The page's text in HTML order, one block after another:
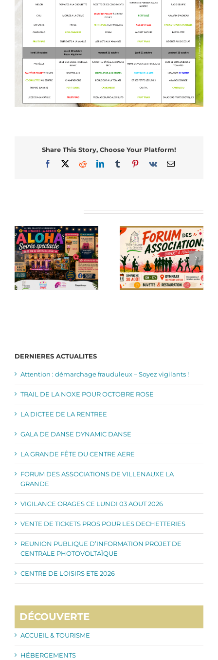
Share This Story, Choose Your Platform!
Facebook
X RedditLinkedInTumblrPinterest
Vk Email
DERNIERES ACTUALITES
Attention : démarchage frauduleux – Soyez vigilants !
TRAIL DE LA NOXE POUR OCTOBRE ROSE
LA DICTEE DE LA RENTREE
GALA DE DANSE DYNAMIC DANSE
LA GRANDE FÊTE DU CENTRE AERE
FORUM DES ASSOCIATIONS DE VILLENAUXE LA
GRANDE
VIGILANCE ORAGES CE LUNDI 03 AOUT 2026
VENTE DE TICKETS PROS POUR LES DECHETTERIES
REUNION PUBLIQUE D’INFORMATION PROJET DE
CENTRALE PHOTOVOLTAÏQUE
CENTRE DE LOISIRS ETE 2026
DÉCOUVERTE
ACCUEIL & TOURISME
HÉBERGEMENTS